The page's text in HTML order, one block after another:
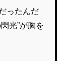
ったんだ
光”が胸を